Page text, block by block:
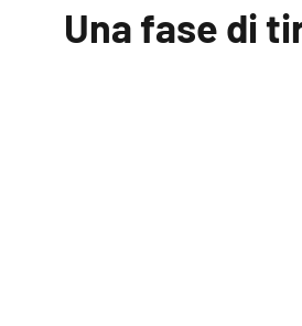
Una fase di